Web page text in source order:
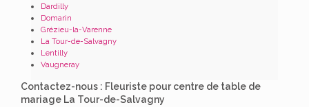
Dardilly
Domarin
Grézieu-la-Varenne
La Tour-de-Salvagny
Lentilly
Vaugneray
Contactez-nous : Fleuriste pour centre de table de
mariage La Tour-de-Salvagny